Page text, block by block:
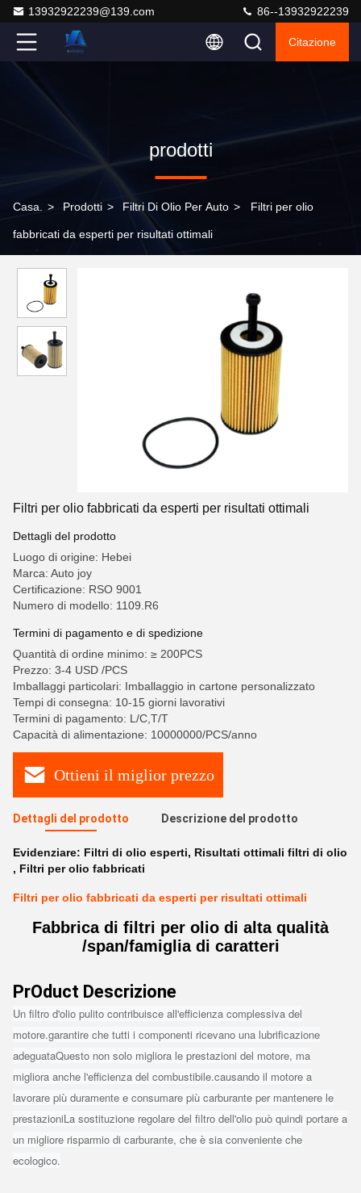
13932922239@139.com 86--13932922239
Citazione
prodotti
Casa. > Prodotti > Filtri Di Olio Per Auto > Filtri per olio
fabbricati da esperti per risultati ottimali
Filtri per olio fabbricati da esperti per risultati ottimali
Dettagli del prodotto
Luogo di origine: Hebei
Marca: Auto joy
Certificazione: RSO 9001
Numero di modello: 1109.R6
Termini di pagamento e di spedizione
Quantità di ordine minimo: ≥ 200PCS
Prezzo: 3-4 USD /PCS
Imballaggi particolari: Imballaggio in cartone personalizzato
Tempi di consegna: 10-15 giorni lavorativi
Termini di pagamento: L/C,T/T
Capacità di alimentazione: 10000000/PCS/anno
Ottieni il miglior prezzo
Dettagli del prodotto Descrizione del prodotto
Evidenziare: Filtri di olio esperti, Risultati ottimali filtri di olio
, Filtri per olio fabbricati
Filtri per olio fabbricati da esperti per risultati ottimali
Fabbrica di filtri per olio di alta qualità
/span/famiglia di caratteri
PrOduct Descrizione
Un filtro d'olio pulito contribuisce all'efficienza complessiva del
motore.garantire che tutti i componenti ricevano una lubrificazione
adeguataQuesto non solo migliora le prestazioni del motore, ma
migliora anche l'efficienza del combustibile.causando il motore a
lavorare più duramente e consumare più carburante per mantenere le
prestazioniLa sostituzione regolare del filtro dell'olio può quindi portare a
un migliore risparmio di carburante, che è sia conveniente che
ecologico.